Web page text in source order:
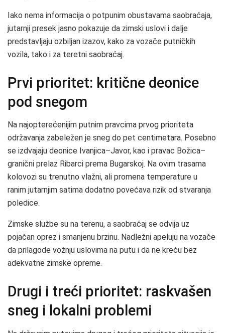
Iako nema informacija o potpunim obustavama saobraćaja,
jutarnji presek jasno pokazuje da zimski uslovi i dalje
predstavljaju ozbiljan izazov, kako za vozače putničkih
vozila, tako i za teretni saobraćaj.
Prvi prioritet: kritične deonice
pod snegom
Na najopterećenijim putnim pravcima prvog prioriteta
održavanja zabeležen je sneg do pet centimetara. Posebno
se izdvajaju deonice Ivanjica–Javor, kao i pravac Božica–
granični prelaz Ribarci prema Bugarskoj. Na ovim trasama
kolovozi su trenutno vlažni, ali promena temperature u
ranim jutarnjim satima dodatno povećava rizik od stvaranja
poledice.
Zimske službe su na terenu, a saobraćaj se odvija uz
pojačan oprez i smanjenu brzinu. Nadležni apeluju na vozače
da prilagode vožnju uslovima na putu i da ne kreću bez
adekvatne zimske opreme.
Drugi i treći prioritet: raskvašen
sneg i lokalni problemi